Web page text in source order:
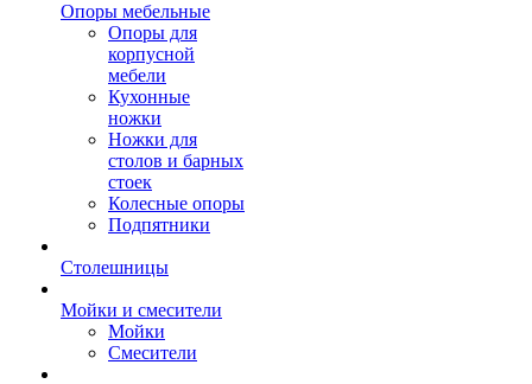
Опоры мебельные
Опоры для
корпусной
мебели
Кухонные
ножки
Ножки для
столов и барных
стоек
Колесные опоры
Подпятники
Столешницы
Мойки и смесители
Мойки
Смесители